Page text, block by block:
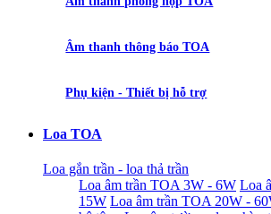
Âm thanh thông báo TOA
Phụ kiện - Thiết bị hỗ trợ
Loa TOA
Loa gắn trần - loa thả trần
Loa âm trần TOA 3W - 6W Loa
15W Loa âm trần TOA 20W -